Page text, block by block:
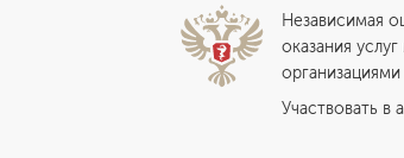
Независимая
оказания
организациями
Участвовать в